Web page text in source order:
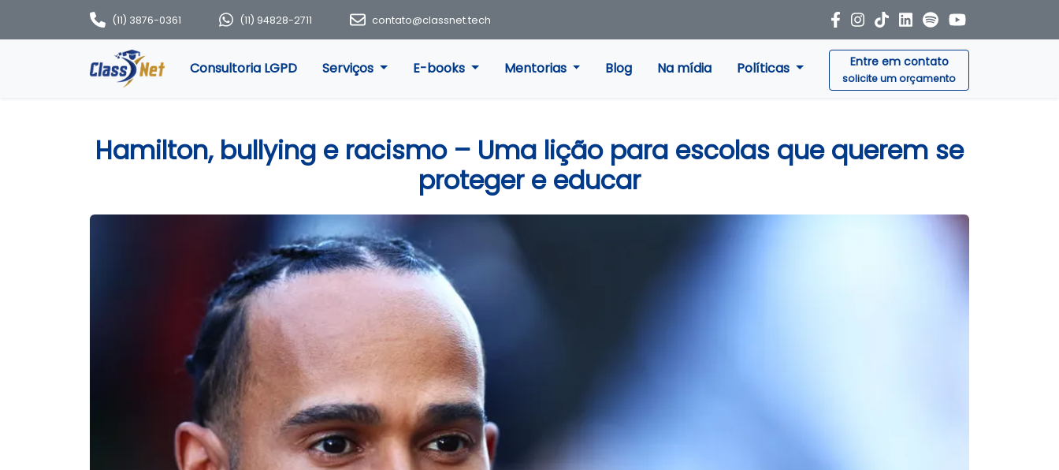
(11) 3876-0361 (11) 94828-2711 contato@classnet.tech
Consultoria LGPD Serviços E-books Mentorias Blog Na mídia Políticas Entre em contato
solicite um orçamento
Hamilton, bullying e racismo – Uma lição para escolas que querem se
proteger e educar